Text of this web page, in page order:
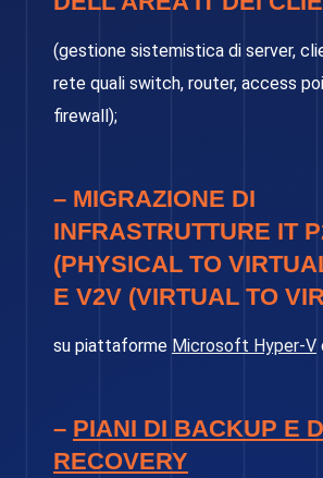
(gestione sistemistica di server,
rete quali switch, router, access
firewall);
– MIGRAZIONE DI
INFRASTRUTTURE IT
(PHYSICAL TO
E V2V (VIRTUAL TO
su piattaforme Microsoft Hyper-V
– PIANI DI BACKUP E
RECOVERY